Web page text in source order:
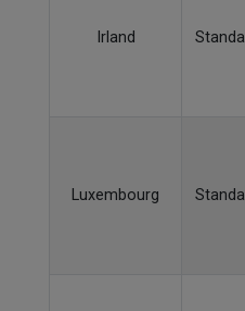
Irland
Luxembourg